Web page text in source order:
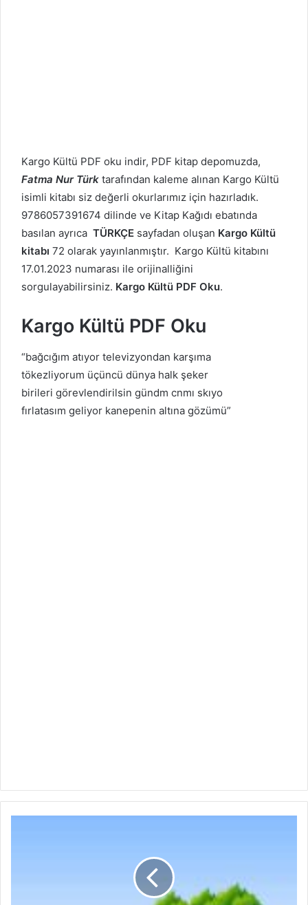
Kargo Kültü PDF oku indir, PDF kitap depomuzda,
Fatma Nur Türk tarafından kaleme alınan Kargo Kültü
isimli kitabı siz değerli okurlarımız için hazırladık.
9786057391674 dilinde ve Kitap Kağıdı ebatında
basılan ayrıca TÜRKÇE sayfadan oluşan Kargo Kültü
kitabı 72 olarak yayınlanmıştır. Kargo Kültü kitabını
17.01.2023 numarası ile orijinalliğini
sorgulayabilirsiniz. Kargo Kültü PDF Oku.
Kargo Kültü PDF Oku
“bağcığım atıyor televizyondan karşıma
tökezliyorum üçüncü dünya halk şeker
birileri görevlendirilsin gündm cnmı skıyo
fırlatasım geliyor kanepenin altına gözümü”